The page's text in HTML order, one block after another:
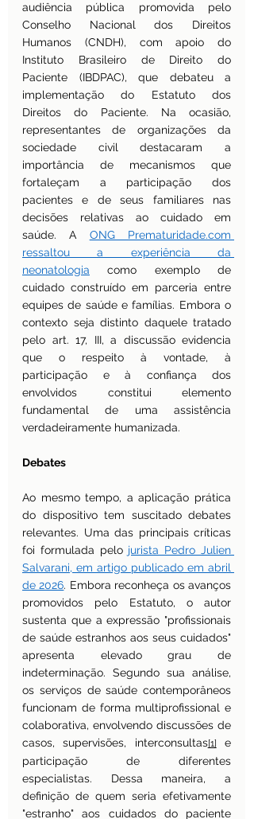
audiência pública promovida pelo
Conselho Nacional dos Direitos
Humanos (CNDH), com apoio do
Instituto Brasileiro de Direito do
Paciente (IBDPAC), que debateu a
implementação do Estatuto dos
Direitos do Paciente. Na ocasião,
representantes de organizações da
sociedade civil destacaram a
importância de mecanismos que
fortaleçam a participação dos
pacientes e de seus familiares nas
decisões relativas ao cuidado em
saúde. A ONG Prematuridade.com
ressaltou a experiência da
neonatologia como exemplo de
cuidado construído em parceria entre
equipes de saúde e famílias. Embora o
contexto seja distinto daquele tratado
pelo art. 17, III, a discussão evidencia
que o respeito à vontade, à
participação e à confiança dos
envolvidos constitui elemento
fundamental de uma assistência
verdadeiramente humanizada.
Debates
Ao mesmo tempo, a aplicação prática
do dispositivo tem suscitado debates
relevantes. Uma das principais críticas
foi formulada pelo jurista Pedro Julien
Salvarani, em artigo publicado em abril
de 2026. Embora reconheça os avanços
promovidos pelo Estatuto, o autor
sustenta que a expressão "profissionais
de saúde estranhos aos seus cuidados"
apresenta elevado grau de
indeterminação. Segundo sua análise,
os serviços de saúde contemporâneos
funcionam de forma multiprofissional e
colaborativa, envolvendo discussões de
casos, supervisões, interconsultas[1]
e
participação de diferentes
especialistas. Dessa maneira, a
definição de quem seria efetivamente
"estranho" aos cuidados do paciente